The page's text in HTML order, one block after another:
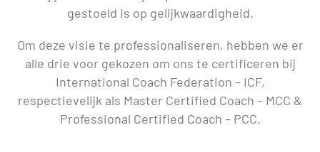
gestoeld is op gelijkwaardigheid.
Om deze visie te professionaliseren, hebben we er
alle drie voor gekozen om ons te certificeren bij
International Coach Federation – ICF,
respectievelijk als Master Certified Coach – MCC &
Professional Certified Coach – PCC.